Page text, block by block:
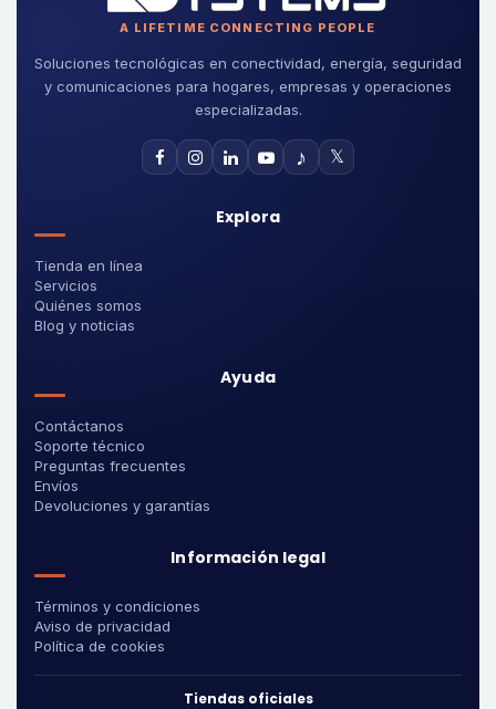
A LIFETIME CONNECTING PEOPLE
Soluciones tecnológicas en conectividad, energía, seguridad
y comunicaciones para hogares, empresas y operaciones
especializadas.
♪ 𝕏
Explora
Tienda en línea
Servicios
Quiénes somos
Blog y noticias
Ayuda
Contáctanos
Soporte técnico
Preguntas frecuentes
Envíos
Devoluciones y garantías
Información legal
Términos y condiciones
Aviso de privacidad
Política de cookies
Tiendas oficiales